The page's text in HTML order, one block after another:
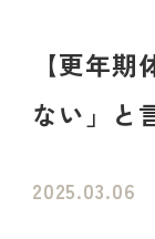
【更年
ない」と
2025.03.06